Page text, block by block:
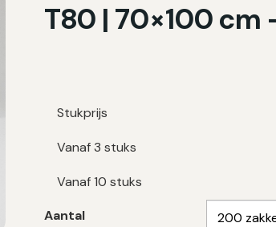
T80 | 70×100 cm
Stukprijs
Vanaf 3 stuks
Vanaf 10 stuks
Aantal